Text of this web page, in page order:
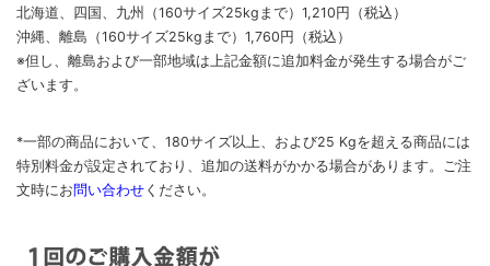
北海道、四国、九州
（160サイズ25kgまで） 1,210円（税込）
沖縄、離島 （160サイズ25kgまで） 1,760円（税込）
※但し、離島および一部地域は上記金額に追加料金が発生する場合がご
ざいます。
*一部の商品において、180サイズ以上、および25 Kgを超える商品には
特別料金が設定されており、追加の送料がかかる場合があります。 ご注
文時にお問い合わせ ください。